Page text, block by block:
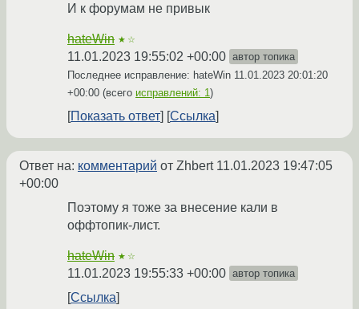
И к форумам не привык
hateWin ★☆
11.01.2023 19:55:02 +00:00 автор топика
Последнее исправление: hateWin 11.01.2023 20:01:20
+00:00 (всего исправлений: 1)
Показать ответ Ссылка
Ответ на: комментарий от Zhbert 11.01.2023 19:47:05
+00:00
Поэтому я тоже за внесение кали в
оффтопик-лист.
hateWin ★☆
11.01.2023 19:55:33 +00:00 автор топика
Ссылка